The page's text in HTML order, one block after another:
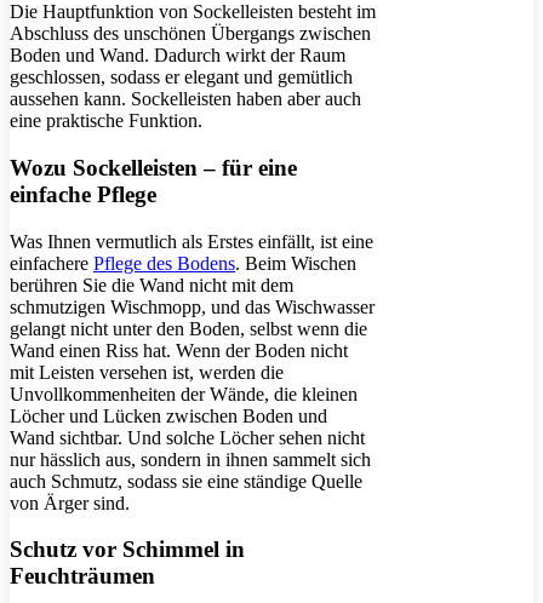
Die Hauptfunktion von Sockelleisten besteht im
Abschluss des unschönen Übergangs zwischen
Boden und Wand. Dadurch wirkt der Raum
geschlossen, sodass er elegant und gemütlich
aussehen kann. Sockelleisten haben aber auch
eine praktische Funktion.
Wozu Sockelleisten – für eine
einfache Pflege
Was Ihnen vermutlich als Erstes einfällt, ist eine
einfachere Pflege des Bodens. Beim Wischen
berühren Sie die Wand nicht mit dem
schmutzigen Wischmopp, und das Wischwasser
gelangt nicht unter den Boden, selbst wenn die
Wand einen Riss hat. Wenn der Boden nicht
mit Leisten versehen ist, werden die
Unvollkommenheiten der Wände, die kleinen
Löcher und Lücken zwischen Boden und
Wand sichtbar. Und solche Löcher sehen nicht
nur hässlich aus, sondern in ihnen sammelt sich
auch Schmutz, sodass sie eine ständige Quelle
von Ärger sind.
Schutz vor Schimmel in
Feuchträumen